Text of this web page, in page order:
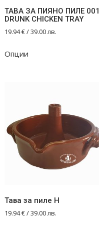
ТАВА ЗА ПИЯНО ПИЛЕ 001
DRUNK CHICKEN TRAY
19.94€/ 39.00 лв.
Опции
Тава за пиле Н
19.94€/ 39.00 лв.